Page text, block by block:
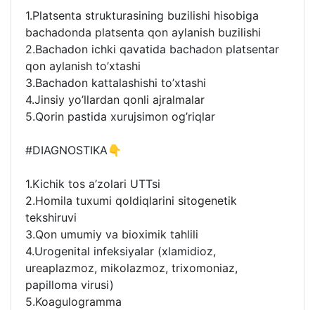
1.Platsenta strukturasining buzilishi hisobiga
bachadonda platsenta qon aylanish buzilishi
2.Bachadon ichki qavatida bachadon platsentar
qon aylanish to’xtashi
3.Bachadon kattalashishi to’xtashi
4.Jinsiy yo’llardan qonli ajralmalar
5.Qorin pastida xurujsimon og’riqlar
#DIAGNOSTIKA👇
1.Kichik tos a’zolari UTTsi
2.Homila tuxumi qoldiqlarini sitogenetik
tekshiruvi
3.Qon umumiy va bioximik tahlili
4.Urogenital infeksiyalar (xlamidioz,
ureaplazmoz, mikolazmoz, trixomoniaz,
papilloma virusi)
5.Koagulogramma